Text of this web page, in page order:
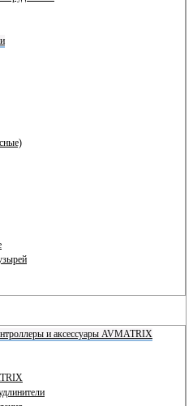
и аксессуары AVMATRIX